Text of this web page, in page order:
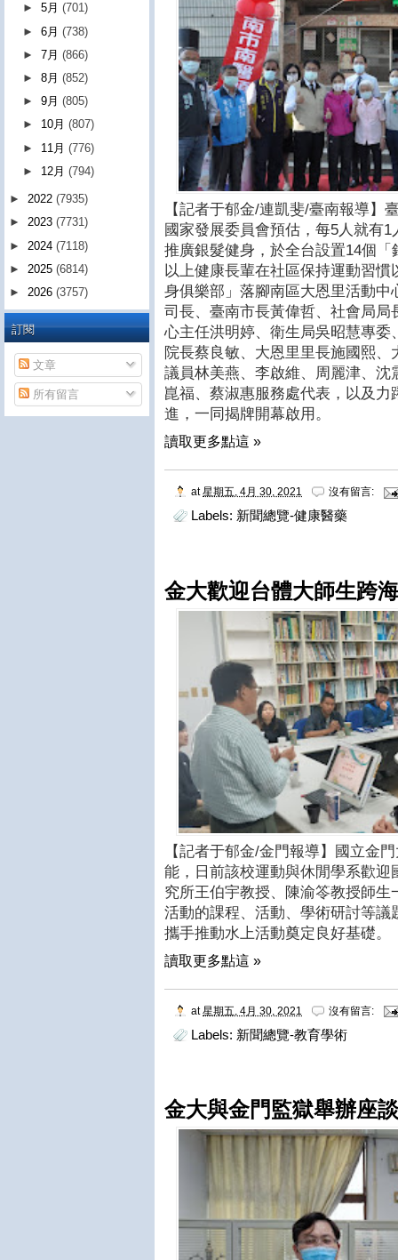
【記者于郁金/連凱斐/臺南報導】
國家發展委員會預估，每5人就有
推廣銀髮健身，於全台設置14個
以上健康長輩在社區保持運動習
身俱樂部」落腳南區大恩里活動
司長、臺南市長黃偉哲、社會局
心主任洪明婷、衛生局吳昭慧專
院長蔡良敏、大恩里里長施國熙
議員林美燕、李啟維、周麗津、
崑福、蔡淑惠服務處代表，以及
進，一同揭牌開幕啟用。
讀取更多點這 »
at星期五, 4月 30, 2021 沒有留言:
Labels: 新聞總覽-健康醫藥
金大歡迎台體大師生跨
【記者于郁金/金門報導】國立金
能，日前該校運動與休閒學系歡
究所王伯宇教授、陳渝笭教授師
活動的課程、活動、學術研討等
攜手推動水上活動奠定良好基礎。
讀取更多點這 »
at星期五, 4月 30, 2021 沒有留言:
Labels: 新聞總覽-教育學術
金大與金門監獄舉辦座
►5月(701)
►6月(738)
►7月(866)
►8月(852)
►9月(805)
► 10月(807)
► 11月(776)
► 12月(794)
► 2022 (7935)
► 2023 (7731)
► 2024 (7118)
► 2025 (6814)
► 2026 (3757)
訂閱
文章
所有留言